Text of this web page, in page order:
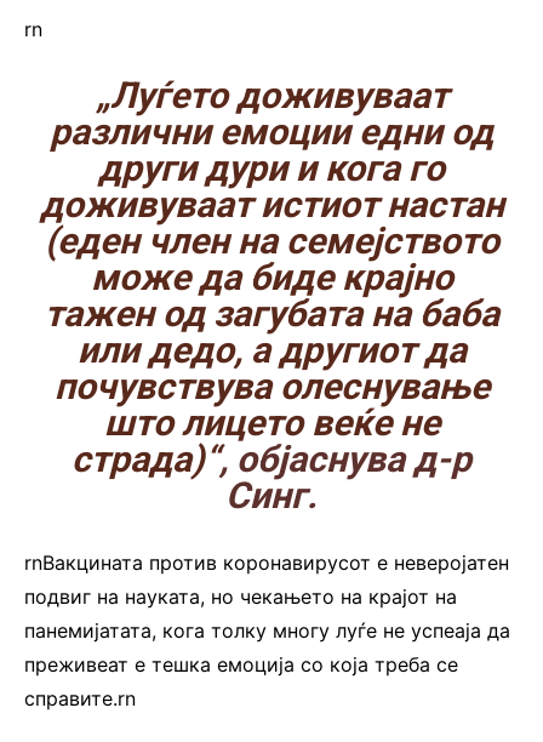
rn
„Луѓето доживуваат
различни емоции едни од
други дури и кога го
доживуваат истиот настан
(еден член на семејството
може да биде крајно
тажен од загубата на баба
или дедо, а другиот да
почувствува олеснување
што лицето веќе не
страда)“, објаснува д-р
Синг.
rnВакцината против коронавирусот е неверојатен
подвиг на науката, но чекањето на крајот на
панемијатата, кога толку многу луѓе не успеаја да
преживеат е тешка емоција со која треба се
справите.rn